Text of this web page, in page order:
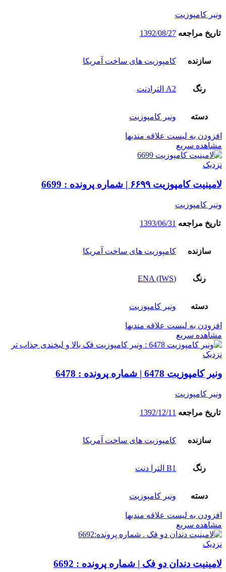
ونیر کامپوزیت
تاریخ مراجعه 1392/08/27
سازنده کامپوزیت های ساخت آمریکا
رنگ A2 الترادنت
دسته ونیر کامپوزیت
افزودن به لیست علاقه مندیها
مشاهده سریع
نزدیک
لامینیت کامپوزیت ۶۶۹۹ | شماره پرونده : 6699
ونیر کامپوزیت
تاریخ مراجعه 1393/06/31
سازنده کامپوزیت های ساخت آمریکا
رنگ (ENA (IWS
دسته ونیر کامپوزیت
افزودن به لیست علاقه مندیها
مشاهده سریع
نزدیک
ونیر کامپوزیت 6478 | شماره پرونده : 6478
ونیر کامپوزیت
تاریخ مراجعه 1392/12/11
سازنده کامپوزیت های ساخت آمریکا
رنگ B1 الترا دنت
دسته ونیر کامپوزیت
افزودن به لیست علاقه مندیها
مشاهده سریع
نزدیک
لامینیت دندان دو فک | شماره پرونده : 6692